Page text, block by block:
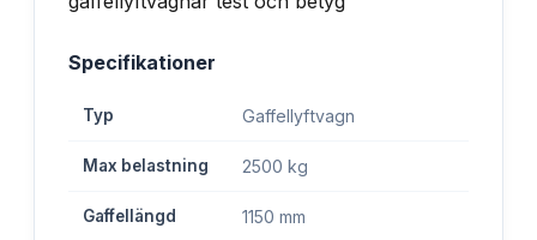
Specifikationer
Typ Gaffellyftvagn
Max belastning 2500 kg
Gaffellängd 1150 mm